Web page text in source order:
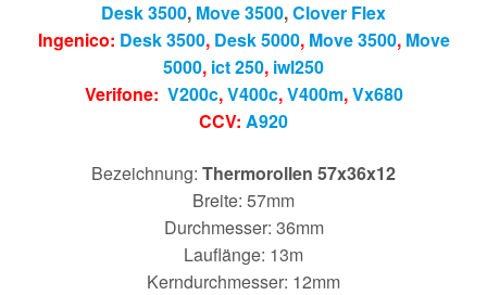
Desk 3500, Move 3500,Clover Flex
Ingenico: Desk 3500, Desk 5000, Move 3500, Move
5000, ict 250, iwl250
Verifone: V200c,V400c,V400m,Vx680
CCV: A920
Bezeichnung: Thermorollen 57x36x12
Breite: 57mm
Durchmesser: 36mm
Lauflänge: 13m
Kerndurchmesser: 12mm